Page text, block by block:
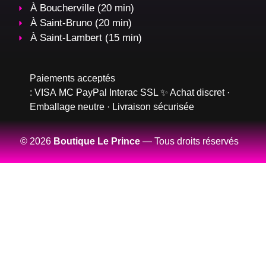
À Boucherville (20 min)
À Saint-Bruno (20 min)
À Saint-Lambert (15 min)
Paiements acceptés
: VISA MC PayPal Interac SSL ✨ Achat discret ·
Emballage neutre · Livraison sécurisée
© 2026Boutique Le Prince— Tous droits réservés